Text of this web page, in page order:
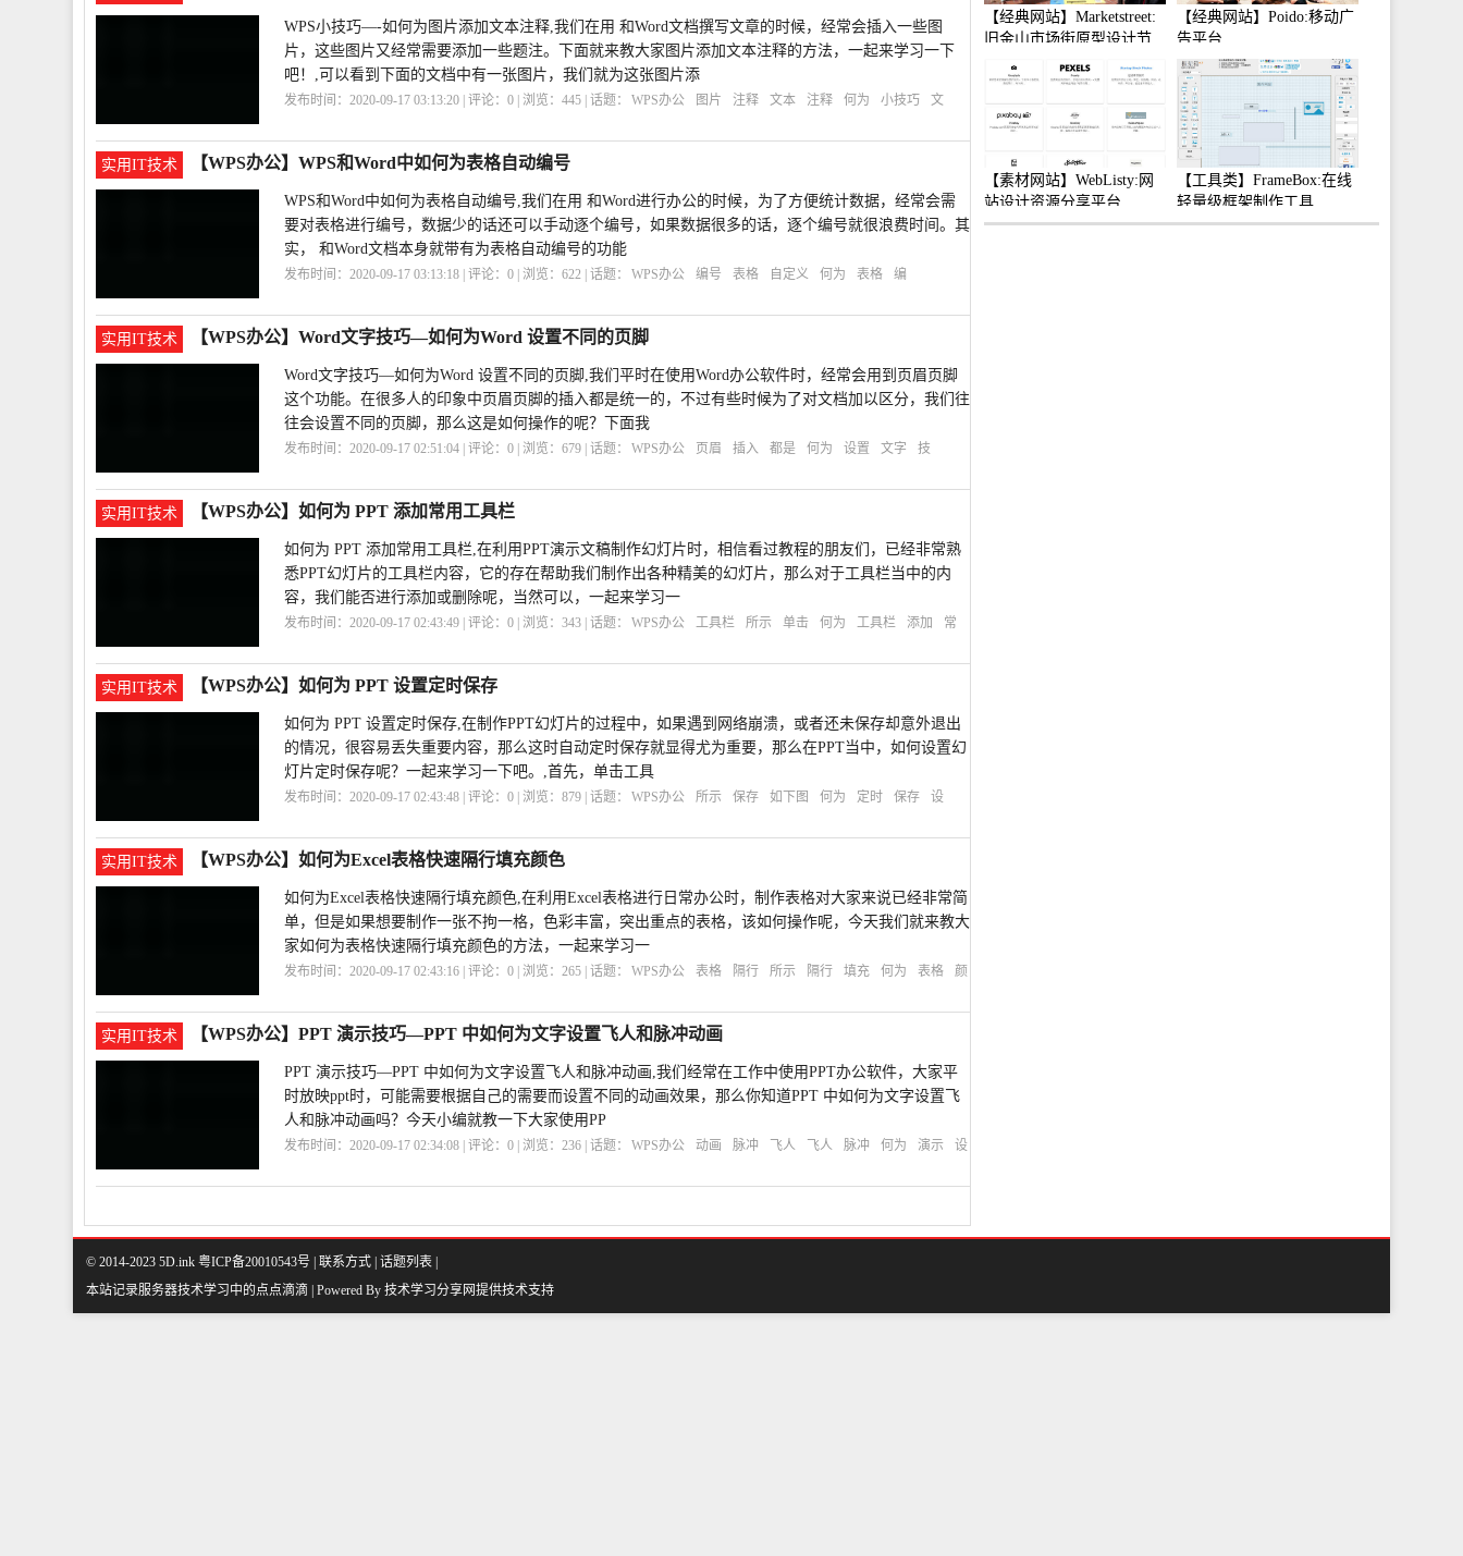
WPS小技巧—-如何为图片添加文本注释,我们在用 和Word文档撰写文章的时候，经常会插入一些图
片，这些图片又经常需要添加一些题注。下面就来教大家图片添加文本注释的方法，一起来学习一下
吧！,可以看到下面的文档中有一张图片，我们就为这张图片添
发布时间：2020-09-17 03:13:20 | 评论：0 | 浏览：445 | 话题： WPS办公 图片 注释 文本 注释 何为 小技巧
文
实用IT技术 【WPS办公】WPS和Word中如何为表格自动编号
WPS和Word中如何为表格自动编号,我们在用 和Word进行办公的时候，为了方便统计数据，经常会需
要对表格进行编号，数据少的话还可以手动逐个编号，如果数据很多的话，逐个编号就很浪费时间。其
实， 和Word文档本身就带有为表格自动编号的功能
发布时间：2020-09-17 03:13:18 | 评论：0 | 浏览：622 | 话题： WPS办公 编号 表格 自定义 何为 表格
编
实用IT技术 【WPS办公】Word文字技巧—如何为Word 设置不同的页脚
Word文字技巧—如何为Word 设置不同的页脚,我们平时在使用Word办公软件时，经常会用到页眉页脚
这个功能。在很多人的印象中页眉页脚的插入都是统一的，不过有些时候为了对文档加以区分，我们往
往会设置不同的页脚，那么这是如何操作的呢？下面我
发布时间：2020-09-17 02:51:04 | 评论：0 | 浏览：679 | 话题： WPS办公 页眉 插入 都是 何为 设置 文字
技
实用IT技术 【WPS办公】如何为 PPT 添加常用工具栏
如何为 PPT 添加常用工具栏,在利用PPT演示文稿制作幻灯片时，相信看过教程的朋友们，已经非常熟
悉PPT幻灯片的工具栏内容，它的存在帮助我们制作出各种精美的幻灯片，那么对于工具栏当中的内
容，我们能否进行添加或删除呢，当然可以，一起来学习一
发布时间：2020-09-17 02:43:49 | 评论：0 | 浏览：343 | 话题： WPS办公 工具栏 所示 单击 何为 工具栏 添加
常
实用IT技术 【WPS办公】如何为 PPT 设置定时保存
如何为 PPT 设置定时保存,在制作PPT幻灯片的过程中，如果遇到网络崩溃，或者还未保存却意外退出
的情况，很容易丢失重要内容，那么这时自动定时保存就显得尤为重要，那么在PPT当中，如何设置幻
灯片定时保存呢？一起来学习一下吧。,首先，单击工具
发布时间：2020-09-17 02:43:48 | 评论：0 | 浏览：879 | 话题： WPS办公 所示 保存 如下图 何为 定时 保存
设
实用IT技术 【WPS办公】如何为Excel表格快速隔行填充颜色
如何为Excel表格快速隔行填充颜色,在利用Excel表格进行日常办公时，制作表格对大家来说已经非常简
单，但是如果想要制作一张不拘一格，色彩丰富，突出重点的表格，该如何操作呢，今天我们就来教大
家如何为表格快速隔行填充颜色的方法，一起来学习一
发布时间：2020-09-17 02:43:16 | 评论：0 | 浏览：265 | 话题： WPS办公 表格 隔行 所示 隔行 填充 何为 表格
颜
实用IT技术 【WPS办公】PPT 演示技巧—PPT 中如何为文字设置飞人和脉冲动画
PPT 演示技巧—PPT 中如何为文字设置飞人和脉冲动画,我们经常在工作中使用PPT办公软件，大家平
时放映ppt时，可能需要根据自己的需要而设置不同的动画效果，那么你知道PPT 中如何为文字设置飞
人和脉冲动画吗？今天小编就教一下大家使用PP
发布时间：2020-09-17 02:34:08 | 评论：0 | 浏览：236 | 话题： WPS办公 动画 脉冲 飞人 飞人 脉冲 何为 演示
设
【经典网站】Marketstreet:
旧金山市场街原型设计节
【经典网站】Poido:移动广
告平台
【素材网站】WebListy:网
站设计资源分享平台
【工具类】FrameBox:在线
轻量级框架制作工具
© 2014-2023 5D.ink 粤ICP备20010543号 联系方式 话题列表
本站记录服务器技术学习中的点点滴滴 | Powered By 技术学习分享网提供技术支持